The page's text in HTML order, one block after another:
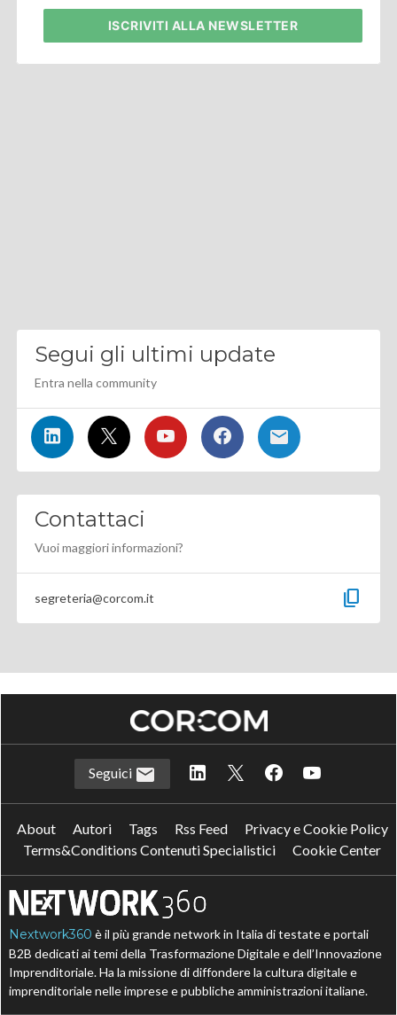
ISCRIVITI ALLA NEWSLETTER
Segui gli ultimi update
Entra nella community
Contattaci
Vuoi maggiori informazioni?
segreteria@corcom.it content_copy
Seguici
About Autori Tags Rss Feed
Privacy e Cookie Policy
Terms&Conditions Contenuti Specialistici
Cookie Center
Nextwork360 è il più grande network in Italia di testate e portali
B2B dedicati ai temi della Trasformazione Digitale e dell’Innovazione
Imprenditoriale. Ha la missione di diffondere la cultura digitale e
imprenditoriale nelle imprese e pubbliche amministrazioni italiane.